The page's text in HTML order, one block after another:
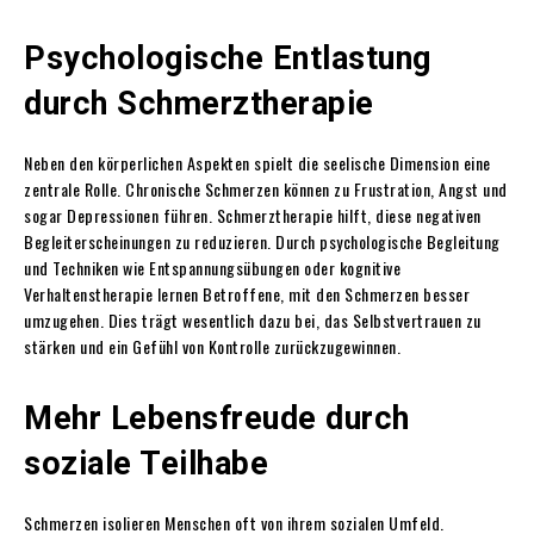
Psychologische Entlastung
durch Schmerztherapie
Neben den körperlichen Aspekten spielt die seelische Dimension eine
zentrale Rolle. Chronische Schmerzen können zu Frustration, Angst und
sogar Depressionen führen. Schmerztherapie hilft, diese negativen
Begleiterscheinungen zu reduzieren. Durch psychologische Begleitung
und Techniken wie Entspannungsübungen oder kognitive
Verhaltenstherapie lernen Betroffene, mit den Schmerzen besser
umzugehen. Dies trägt wesentlich dazu bei, das Selbstvertrauen zu
stärken und ein Gefühl von Kontrolle zurückzugewinnen.
Mehr Lebensfreude durch
soziale Teilhabe
Schmerzen isolieren Menschen oft von ihrem sozialen Umfeld.